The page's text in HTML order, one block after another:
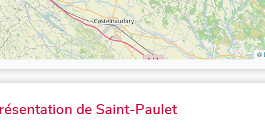
©
de Saint-Paulet